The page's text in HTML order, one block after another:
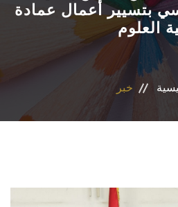
بتسيير أعمال عمادة
العلوم
خبر